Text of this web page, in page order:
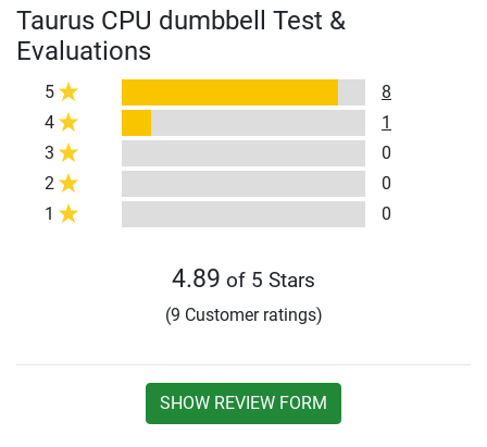
Taurus CPU dumbbell Test &
Evaluations
5
8
4
1
3
0
2
0
1
0
4.89 of 5 Stars
(9 Customer ratings)
SHOW REVIEW FORM